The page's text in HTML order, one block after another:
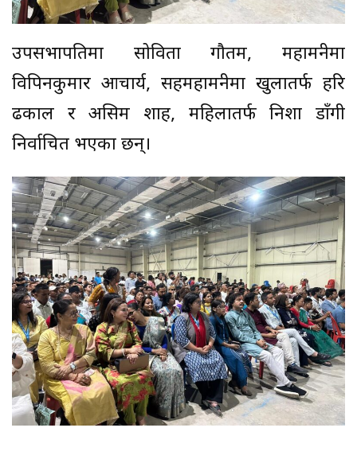
उपसभापतिमा सोविता गौतम, महामन्त्रीमा
विपिनकुमार आचार्य, सहमहामन्त्रीमा खुलातर्फ हरि
ढकाल र असिम शाह, महिलातर्फ निशा डाँगी
निर्वाचित भएका छन्।